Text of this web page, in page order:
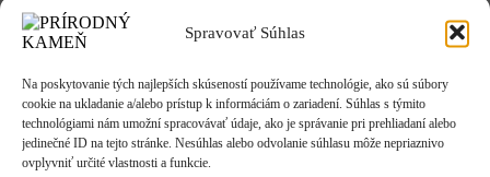
Spravovať Súhlas
Na poskytovanie tých najlepších skúseností používame technológie, ako sú súbory
cookie na ukladanie a/alebo prístup k informáciám o zariadení. Súhlas s týmito
technológiami nám umožní spracovávať údaje, ako je správanie pri prehliadaní alebo
jedinečné ID na tejto stránke. Nesúhlas alebo odvolanie súhlasu môže nepriaznivo
ovplyvniť určité vlastnosti a funkcie.
Vyvýšené záhony
Rôzne
Sochy
Anjeli & Sv. sochy
Betlehem
Japonsko